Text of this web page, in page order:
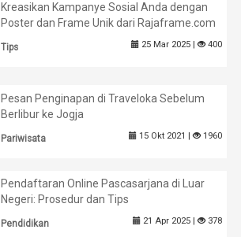
Kreasikan Kampanye Sosial Anda dengan
Poster dan Frame Unik dari Rajaframe.com
Tips 25 Mar 2025 | 400
Pesan Penginapan di Traveloka Sebelum
Berlibur ke Jogja
Pariwisata 15 Okt 2021 | 1960
Pendaftaran Online Pascasarjana di Luar
Negeri: Prosedur dan Tips
Pendidikan 21 Apr 2025 | 378